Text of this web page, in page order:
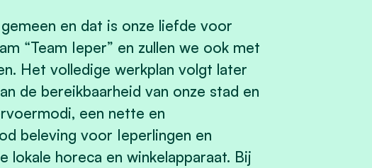
en dat is onze liefde voor
“Team Ieper” en zullen we ook met
Het volledige werkplan volgt later
de bereikbaarheid van onze stad en
een nette en
beleving voor Ieperlingen en
lokale horeca en winkelapparaat. Bij